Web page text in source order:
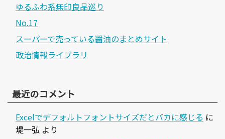
ゆるふわ系無印良品巡り
No.17
スーパーで売っている醤油のまとめサイト
政治情報ライブラリ
最近のコメント
Excelでデフォルトフォントサイズだとバカに感じる に
堤一弘 より